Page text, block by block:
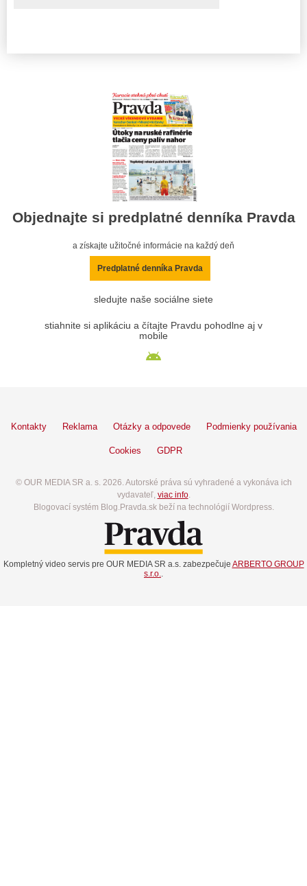
Objednajte si predplatné denníka Pravda
a získajte užitočné informácie na každý deň
Predplatné denníka Pravda
sledujte naše sociálne siete
stiahnite si aplikáciu a čítajte Pravdu pohodlne aj v
mobile
Kontakty Reklama Otázky a odpovede Podmienky používania
Cookies GDPR
© OUR MEDIA SR a. s. 2026. Autorské práva sú vyhradené a vykonáva ich
vydavateľ, viac info.
Blogovací systém Blog.Pravda.sk beží na technológií Wordpress.
Kompletný video servis pre OUR MEDIA SR a.s. zabezpečuje ARBERTO GROUP
s.r.o..